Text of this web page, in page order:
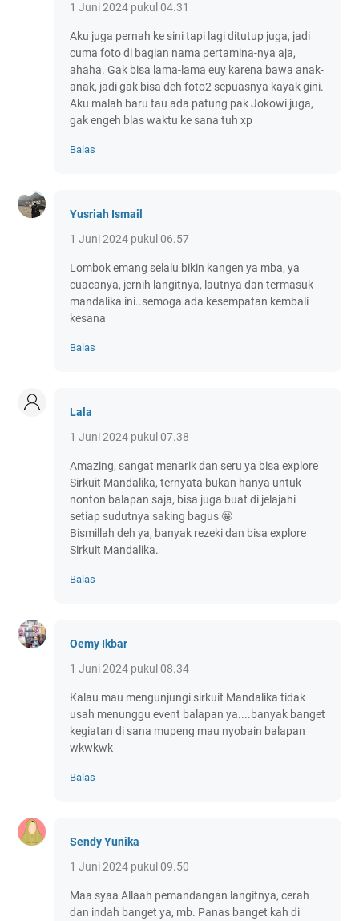
1 Juni 2024 pukul 04.31
Aku juga pernah ke sini tapi lagi ditutup juga, jadi
cuma foto di bagian nama pertamina-nya aja,
ahaha. Gak bisa lama-lama euy karena bawa anak-
anak, jadi gak bisa deh foto2 sepuasnya kayak gini.
Aku malah baru tau ada patung pak Jokowi juga,
gak engeh blas waktu ke sana tuh xp
Balas
Yusriah Ismail
1 Juni 2024 pukul 06.57
Lombok emang selalu bikin kangen ya mba, ya
cuacanya, jernih langitnya, lautnya dan termasuk
mandalika ini..semoga ada kesempatan kembali
kesana
Balas
Lala
1 Juni 2024 pukul 07.38
Amazing, sangat menarik dan seru ya bisa explore
Sirkuit Mandalika, ternyata bukan hanya untuk
nonton balapan saja, bisa juga buat di jelajahi
setiap sudutnya saking bagus 🤩
Bismillah deh ya, banyak rezeki dan bisa explore
Sirkuit Mandalika.
Balas
Oemy Ikbar
1 Juni 2024 pukul 08.34
Kalau mau mengunjungi sirkuit Mandalika tidak
usah menunggu event balapan ya....banyak banget
kegiatan di sana mupeng mau nyobain balapan
wkwkwk
Balas
Sendy Yunika
1 Juni 2024 pukul 09.50
Maa syaa Allaah pemandangan langitnya, cerah
dan indah banget ya, mb. Panas banget kah di